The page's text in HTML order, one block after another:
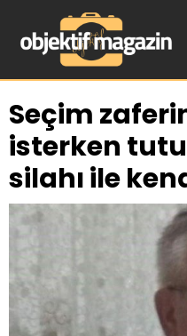
Seçim
isterken
silahı ile